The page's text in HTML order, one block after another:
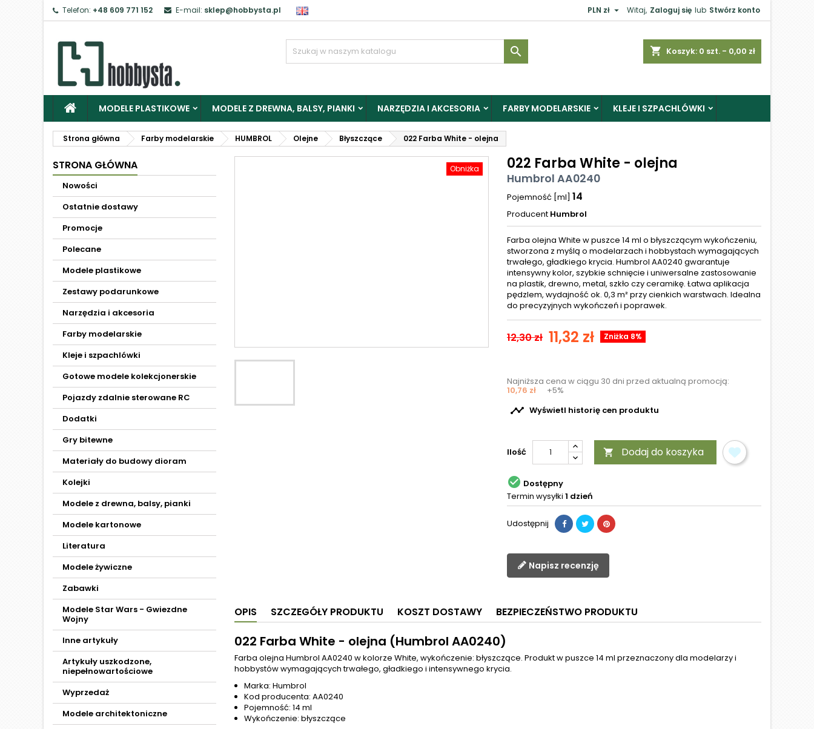
Telefon: +48 609 771 152 E-mail: sklep@hobbysta.pl Witaj, Zaloguj się lub Stwórz konto
PLN zł 
shopping_cart Koszyk: 0 szt. - 0,00 zł

MODELE PLASTIKOWE MODELE Z DREWNA, BALSY, PIANKI NARZĘDZIA I AKCESORIA FARBY MODELARSKIE KLEJE I SZPACHLÓWKI
Strona główna Farby modelarskie HUMBROL Olejne Błyszczące 022 Farba White - olejna
STRONA GŁÓWNA
Nowości
Ostatnie dostawy
Promocje
Polecane
Modele plastikowe
Zestawy podarunkowe
Narzędzia i akcesoria
Farby modelarskie
Kleje i szpachlówki
Gotowe modele kolekcjonerskie
Pojazdy zdalnie sterowane RC
Dodatki
Gry bitewne
Materiały do budowy dioram
Kolejki
Modele z drewna, balsy, pianki
Modele kartonowe
Literatura
Modele żywiczne
Zabawki
Modele Star Wars - Gwiezdne
Wojny
Inne artykuły
Artykuły uszkodzone,
niepełnowartościowe
Wyprzedaż
Modele architektoniczne
Obniżka 022 Farba White - olejna
Humbrol AA0240
Pojemność [ml] 14
Producent Humbrol
Farba olejna White w puszce 14 ml o błyszczącym wykończeniu,
stworzona z myślą o modelarzach i hobbystach wymagających
trwałego, gładkiego krycia. Humbrol AA0240 gwarantuje
intensywny kolor, szybkie schnięcie i uniwersalne zastosowanie
na plastik, drewno, metal, szkło czy ceramikę. Łatwa aplikacja
pędzlem, wydajność ok. 0,3 m² przy cienkich warstwach. Idealna
do precyzyjnych wykończeń i poprawek.
12,30 zł 11,32 zł Zniżka 8%
Najniższa cena w ciągu 30 dni przed aktualną promocją:
10,76 zł +5%
 Wyświetl historię cen produktu
Ilość  Dodaj do koszyka
 Dostępny
Termin wysyłki 1 dzień
Udostępnij
Napisz recenzję
OPIS SZCZEGÓŁY PRODUKTU KOSZT DOSTAWY BEZPIECZEŃSTWO PRODUKTU
022 Farba White - olejna (Humbrol AA0240)
Farba olejna Humbrol AA0240 w kolorze White, wykończenie: błyszczące. Produkt w puszce 14 ml przeznaczony dla modelarzy i
hobbystów wymagających trwałego, gładkiego i intensywnego krycia.
Marka: Humbrol
Kod producenta: AA0240
Pojemność: 14 ml
Wykończenie: błyszczące